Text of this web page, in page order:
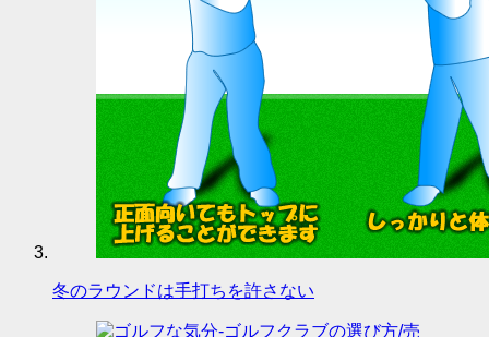
冬のラウンドは手打ちを許さない